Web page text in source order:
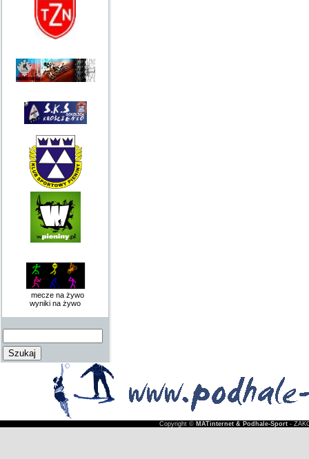
mecze na żywo
wyniki na żywo
Copyright © MATinternet & Podhale-Sport-